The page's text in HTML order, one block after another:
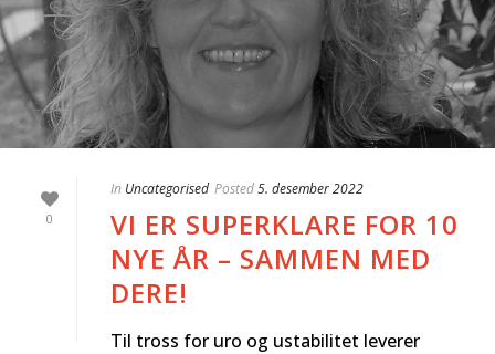
0
In Uncategorised Posted5. desember 2022
VI ER SUPERKLARE FOR 10
NYE ÅR – SAMMEN MED
DERE!
Til tross for uro og ustabilitet leverer